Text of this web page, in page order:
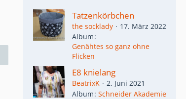
Tatzenkörbchen
the socklady
17. März 2022
Album
Genähtes so ganz ohne
Flicken
E8 knielang
BeatrixK
2. Juni 2021
Album Schneider Akademie